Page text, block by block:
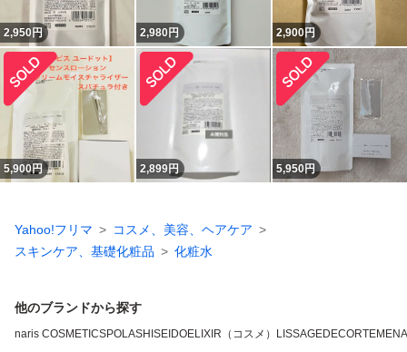
2,950 円 2,980円 2,900円
5,900円 2,899円 5,950円
Yahoo!フリマ
コスメ、美容、ヘアケア
スキンケア、基礎化粧品
化粧水
他のブランドから探す
naris COSMETICSPOLASHISEIDOELIXIR（コスメ） LISSAGEDECORTE